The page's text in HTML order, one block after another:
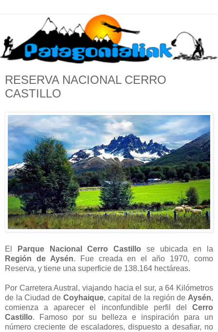
RESERVA NACIONAL CERRO
CASTILLO
El Parque Nacional Cerro Castillo se ubicada en la
Región de Aysén. Fue creada en el año 1970, como
Reserva, y tiene una superficie de 138.164 hectáreas.
Por Carretera Austral, viajando hacia el sur, a 64 Kilómetros
de la Ciudad de Coyhaique, capital de la región de Aysén,
comienza a aparecer el inconfundible perfil del Cerro
Castillo. Famoso por su belleza e inspiración para un
número creciente de escaladores, dispuesto a desafiar, no